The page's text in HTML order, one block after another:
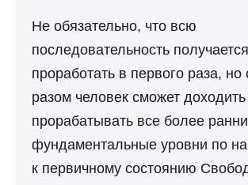
Не обязательно, что всю
последовательность получается
проработать в первого раза,
разом человек сможет доходить
прорабатывать все более
фундаментальные уровни по
к первичному состоянию